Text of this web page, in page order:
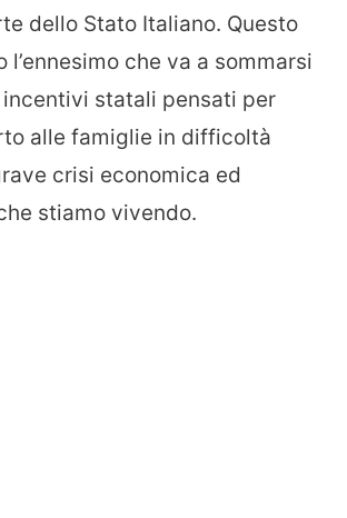
dello Stato Italiano. Questo
l’ennesimo che va a sommarsi
incentivi statali pensati per
alle famiglie in difficoltà
crisi economica ed
stiamo vivendo.